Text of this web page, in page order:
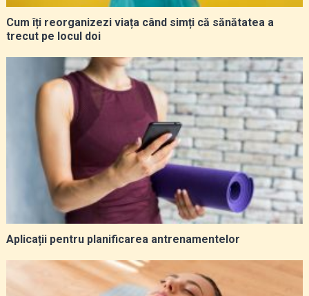
Cum îți reorganizezi viața când simți că sănătatea a
trecut pe locul doi
Aplicații pentru planificarea antrenamentelor